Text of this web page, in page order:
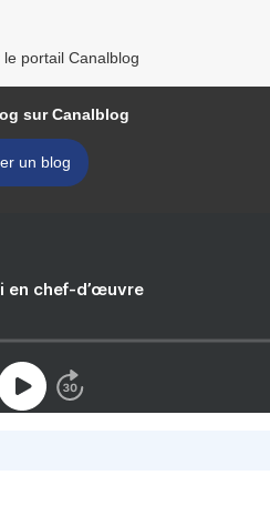
portail Canalblog
sur Canalblog
un blog
en chef-d’œuvre